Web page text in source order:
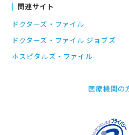
関連サイト
ドクターズ・ファイル
ドクターズ・ファイル ジョブズ
ホスピタルズ・ファイル
医療機関の